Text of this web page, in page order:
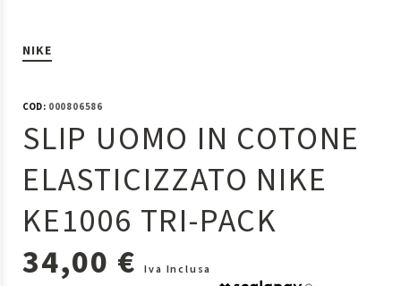
NIKE
COD:000806586
SLIP UOMO IN COTONE
ELASTICIZZATO NIKE
KE1006 TRI-PACK
34,00 €
Iva Inclusa